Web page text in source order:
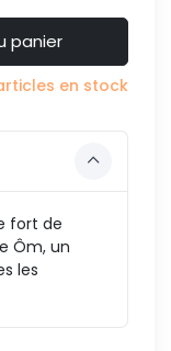
panier
en stock
fort de
Ôm, un
les